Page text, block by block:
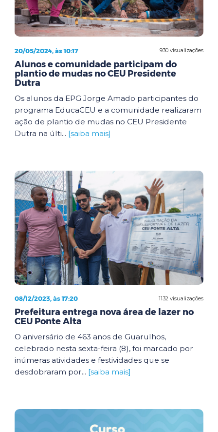
930 visualizações
20/05/2024, às 10:17
Alunos e comunidade participam do
plantio de mudas no CEU Presidente
Dutra
Os alunos da EPG Jorge Amado participantes do
programa EducaCEU e a comunidade realizaram
ação de plantio de mudas no CEU Presidente
Dutra na últi... [saiba mais]
1132 visualizações
08/12/2023, às 17:20
Prefeitura entrega nova área de lazer no
CEU Ponte Alta
O aniversário de 463 anos de Guarulhos,
celebrado nesta sexta-feira (8), foi marcado por
inúmeras atividades e festividades que se
desdobraram por... [saiba mais]